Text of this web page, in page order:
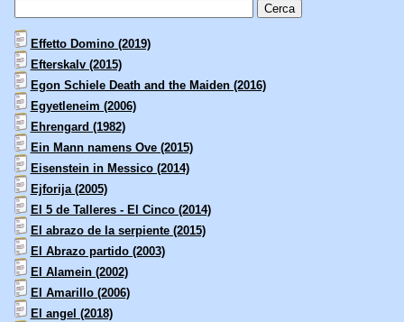
Effetto Domino (2019)
Efterskalv (2015)
Egon Schiele Death and the Maiden (2016)
Egyetleneim (2006)
Ehrengard (1982)
Ein Mann namens Ove (2015)
Eisenstein in Messico (2014)
Ejforija (2005)
El 5 de Talleres - El Cinco (2014)
El abrazo de la serpiente (2015)
El Abrazo partido (2003)
El Alamein (2002)
El Amarillo (2006)
El angel (2018)